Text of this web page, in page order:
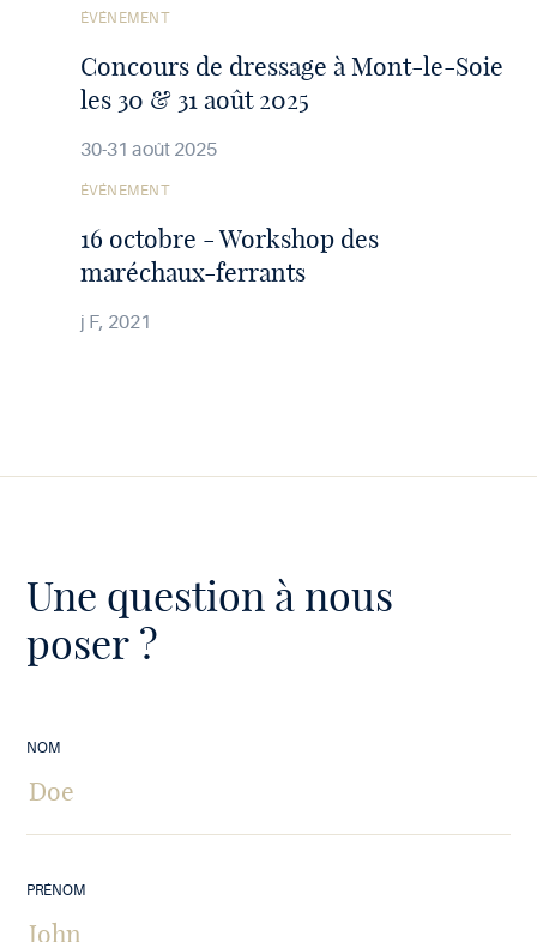
Voir
Concours de dressage à Mont-le-Soie
les 30 & 31 août 2025
ÉVÉNEMENT
30-31 août 2025
Voir
16 octobre - Workshop des
maréchaux-ferrants
ÉVÉNEMENT
j F, 2021
Une question à nous
poser ?
NOM
PRÉNOM